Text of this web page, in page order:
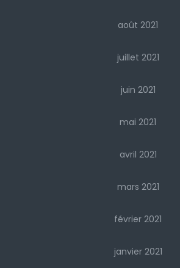
août 2021
juillet 2021
juin 2021
mai 2021
avril 2021
mars 2021
février 2021
janvier 2021